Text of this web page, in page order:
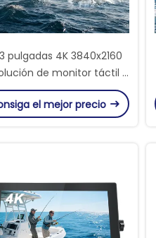
pulgadas 4K 3840x2160
de monitor táctil a
prueba de agua con
a prueba de agua
el mejor precio